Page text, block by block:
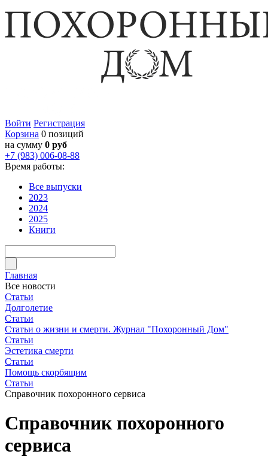
Войти Регистрация
Корзина 0 позиций
на сумму 0 руб
+7 (983) 006-08-88
Время работы:
Все выпуски
2023
2024
2025
Книги
Главная
Все новости
Статьи
Долголетие
Статьи
Статьи о жизни и смерти. Журнал "Похоронный Дом"
Статьи
Эстетика смерти
Статьи
Помощь скорбящим
Статьи
Справочник похоронного сервиса
Справочник похоронного
сервиса